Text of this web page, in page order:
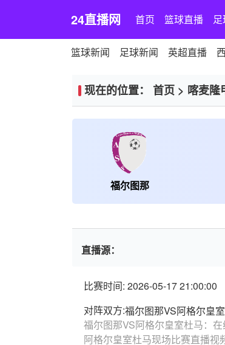
24直播网 首页 篮球直播
篮球新闻 足球新闻 英超直播
现在的位置： 首页 > 喀麦隆
福尔图那
直播源：
比赛时间: 2026-05-17 21:00:00
对阵双方:福尔图那VS阿格尔皇
福尔图那VS阿格尔皇室杜马：
阿格尔皇室杜马现场比赛直播